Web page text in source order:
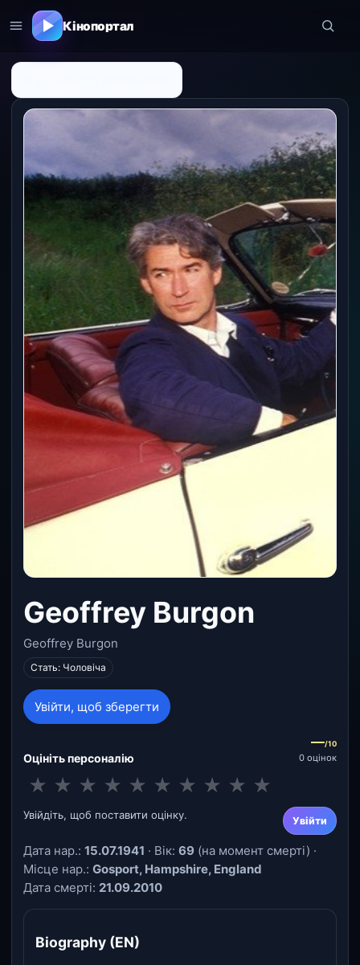
Кінопортал
Geoffrey Burgon
Geoffrey Burgon
Стать: Чоловіча
Увійти, щоб зберегти
Оцініть персоналію
—/10
0 оцінок
★ ★ ★ ★ ★ ★ ★ ★ ★ ★
Увійдіть, щоб поставити оцінку. Увійти
Дата нар.: 15.07.1941 · Вік: 69 (на момент смерті) ·
Місце нар.: Gosport, Hampshire, England
Дата смерті: 21.09.2010
Biography (EN)